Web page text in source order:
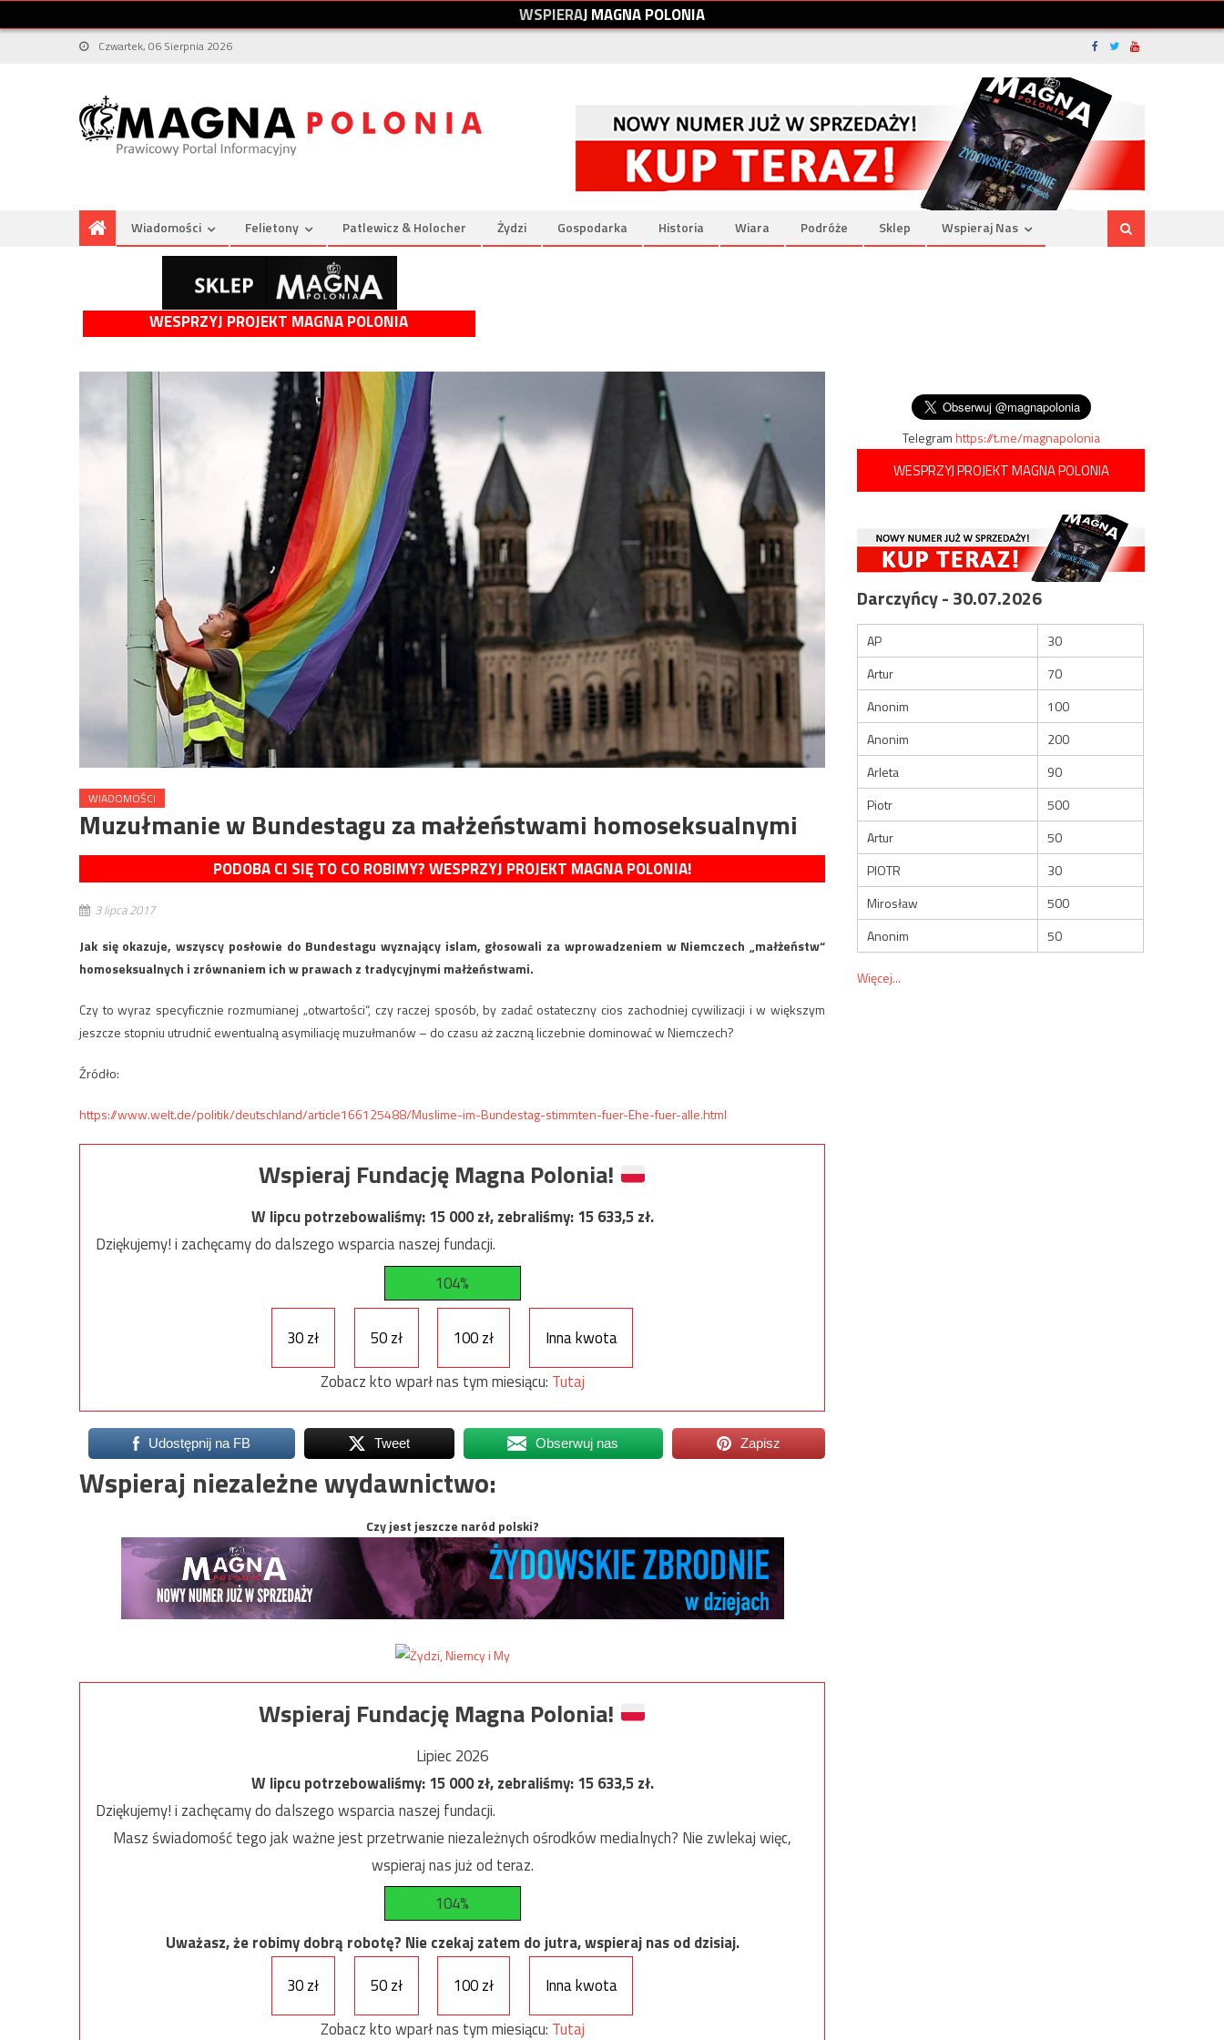
WSPIERAJMAGNAPOLONIA
Czwartek, 06 Sierpnia 2026
Wiadomości Felietony Patlewicz & Holocher Żydzi Gospodarka Historia Wiara Podróże Sklep Wspieraj Nas
WESPRZYJ PROJEKT MAGNA POLONIA
WIADOMOŚCI
Muzułmanie w Bundestagu za małżeństwami homoseksualnymi
PODOBA CI SIĘ TO CO ROBIMY? WESPRZYJ PROJEKT MAGNA POLONIA!
3 lipca 2017
Jak się okazuje, wszyscy posłowie do Bundestagu wyznający islam, głosowali za wprowadzeniem w Niemczech „małżeństw“
homoseksualnych i zrównaniem ich w prawach z tradycyjnymi małżeństwami.
Czy to wyraz specyficznie rozmumianej „otwartości“, czy raczej sposób, by zadać ostateczny cios zachodniej cywilizacji i w większym
jeszcze stopniu utrudnić ewentualną asymiliację muzułmanów – do czasu aż zaczną liczebnie dominować w Niemczech?
Źródło:
https://www.welt.de/politik/deutschland/article166125488/Muslime-im-Bundestag-stimmten-fuer-Ehe-fuer-alle.html
Wspieraj Fundację Magna Polonia!
W lipcu potrzebowaliśmy:15 000zł, zebraliśmy:15 633,5zł.
Dziękujemy! i zachęcamy do dalszego wsparcia naszej fundacji.
104%
30 zł 50 zł 100 zł
Inna kwota
Zobacz kto wparł nas tym miesiącu: Tutaj
Udostępnij na FB Tweet Obserwuj nas Zapisz
Wspieraj niezależne wydawnictwo:
Czy jest jeszcze naród polski?
Wspieraj Fundację Magna Polonia!
Lipiec 2026
W lipcu potrzebowaliśmy:15 000zł, zebraliśmy:15 633,5zł.
Dziękujemy! i zachęcamy do dalszego wsparcia naszej fundacji.
Masz świadomość tego jak ważne jest przetrwanie niezależnych ośrodków medialnych? Nie zwlekaj więc,
wspieraj nas już od teraz.
104%
Uważasz, że robimy dobrą robotę? Nie czekaj zatem do jutra, wspieraj nas od dzisiaj.
30 zł
50 zł 100 zł
Inna kwota
Zobacz kto wparł nas tym miesiącu: Tutaj
Telegramhttps://t.me/magnapolonia
WESPRZYJ PROJEKT MAGNA POLONIA
Darczyńcy - 30.07.2026
AP
30
Artur
70
Anonim
100
Anonim
200
Arleta
90
Piotr
500
Artur
50
PIOTR
30
Mirosław
500
Anonim
50
Więcej...